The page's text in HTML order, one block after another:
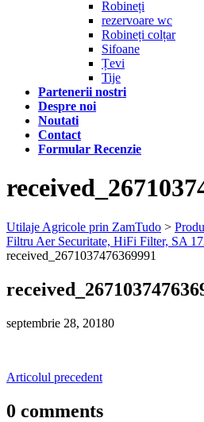
Robineți
rezervoare wc
Robineți colțar
Sifoane
Țevi
Tije
Partenerii nostri
Despre noi
Noutati
Contact
Formular Recenzie
Utilaje Agricole prin ZamTudo >
Filtru Aer Securitate, HiFi Filter, SA
received_2671037476369991
septembrie 28, 20180
Articolul precedent
0 comments